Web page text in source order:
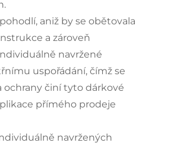
aniž by se obětovala
a zároveň
navržené
uspořádání, čímž se
ochrany činí tyto dárkové
přímého prodeje
navržených